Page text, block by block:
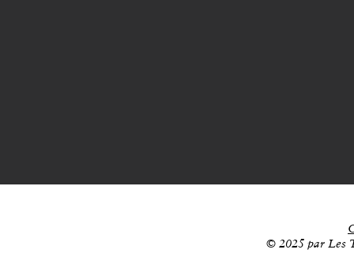
© 2025 par Les